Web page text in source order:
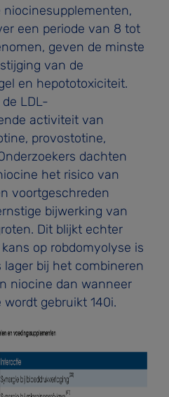
niocinesupplementen,
een periode van 8 tot
geven de minste
van de
en hepototoxiciteit.
LDL-
activiteit van
provostotine,
dachten
het risico van
voortgeschreden
bijwerking van
Dit blijkt echter
op robdomyolyse is
lager bij het combineren
niocine dan wanneer
gebruikt 140i.